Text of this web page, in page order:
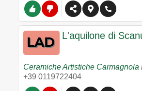
L'aquilone di
Ceramiche Artistiche Carmagnola
+39 0119722404